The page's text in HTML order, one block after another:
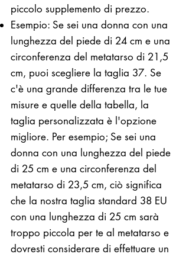
piccolo supplemento di prezzo.
Esempio: Se sei una donna con una
lunghezza del piede di 24 cm e una
circonferenza del metatarso di 21,5
cm, puoi scegliere la taglia 37. Se
c'è una grande differenza tra le tue
misure e quelle della tabella, la
taglia personalizzata è l'opzione
migliore. Per esempio; Se sei una
donna con una lunghezza del piede
di 25 cm e una circonferenza del
metatarso di 23,5 cm, ciò significa
che la nostra taglia standard 38 EU
con una lunghezza di 25 cm sarà
troppo piccola per te al metatarso e
dovresti considerare di effettuare un